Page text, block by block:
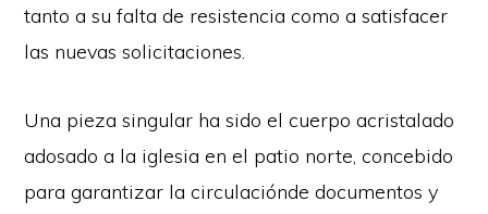
tanto a su falta de resistencia como a satisfacer
las nuevas solicitaciones.
Una pieza singular ha sido el cuerpo acristalado
adosado a la iglesia en el patio norte, concebido
para garantizar la circulaciónde documentos y